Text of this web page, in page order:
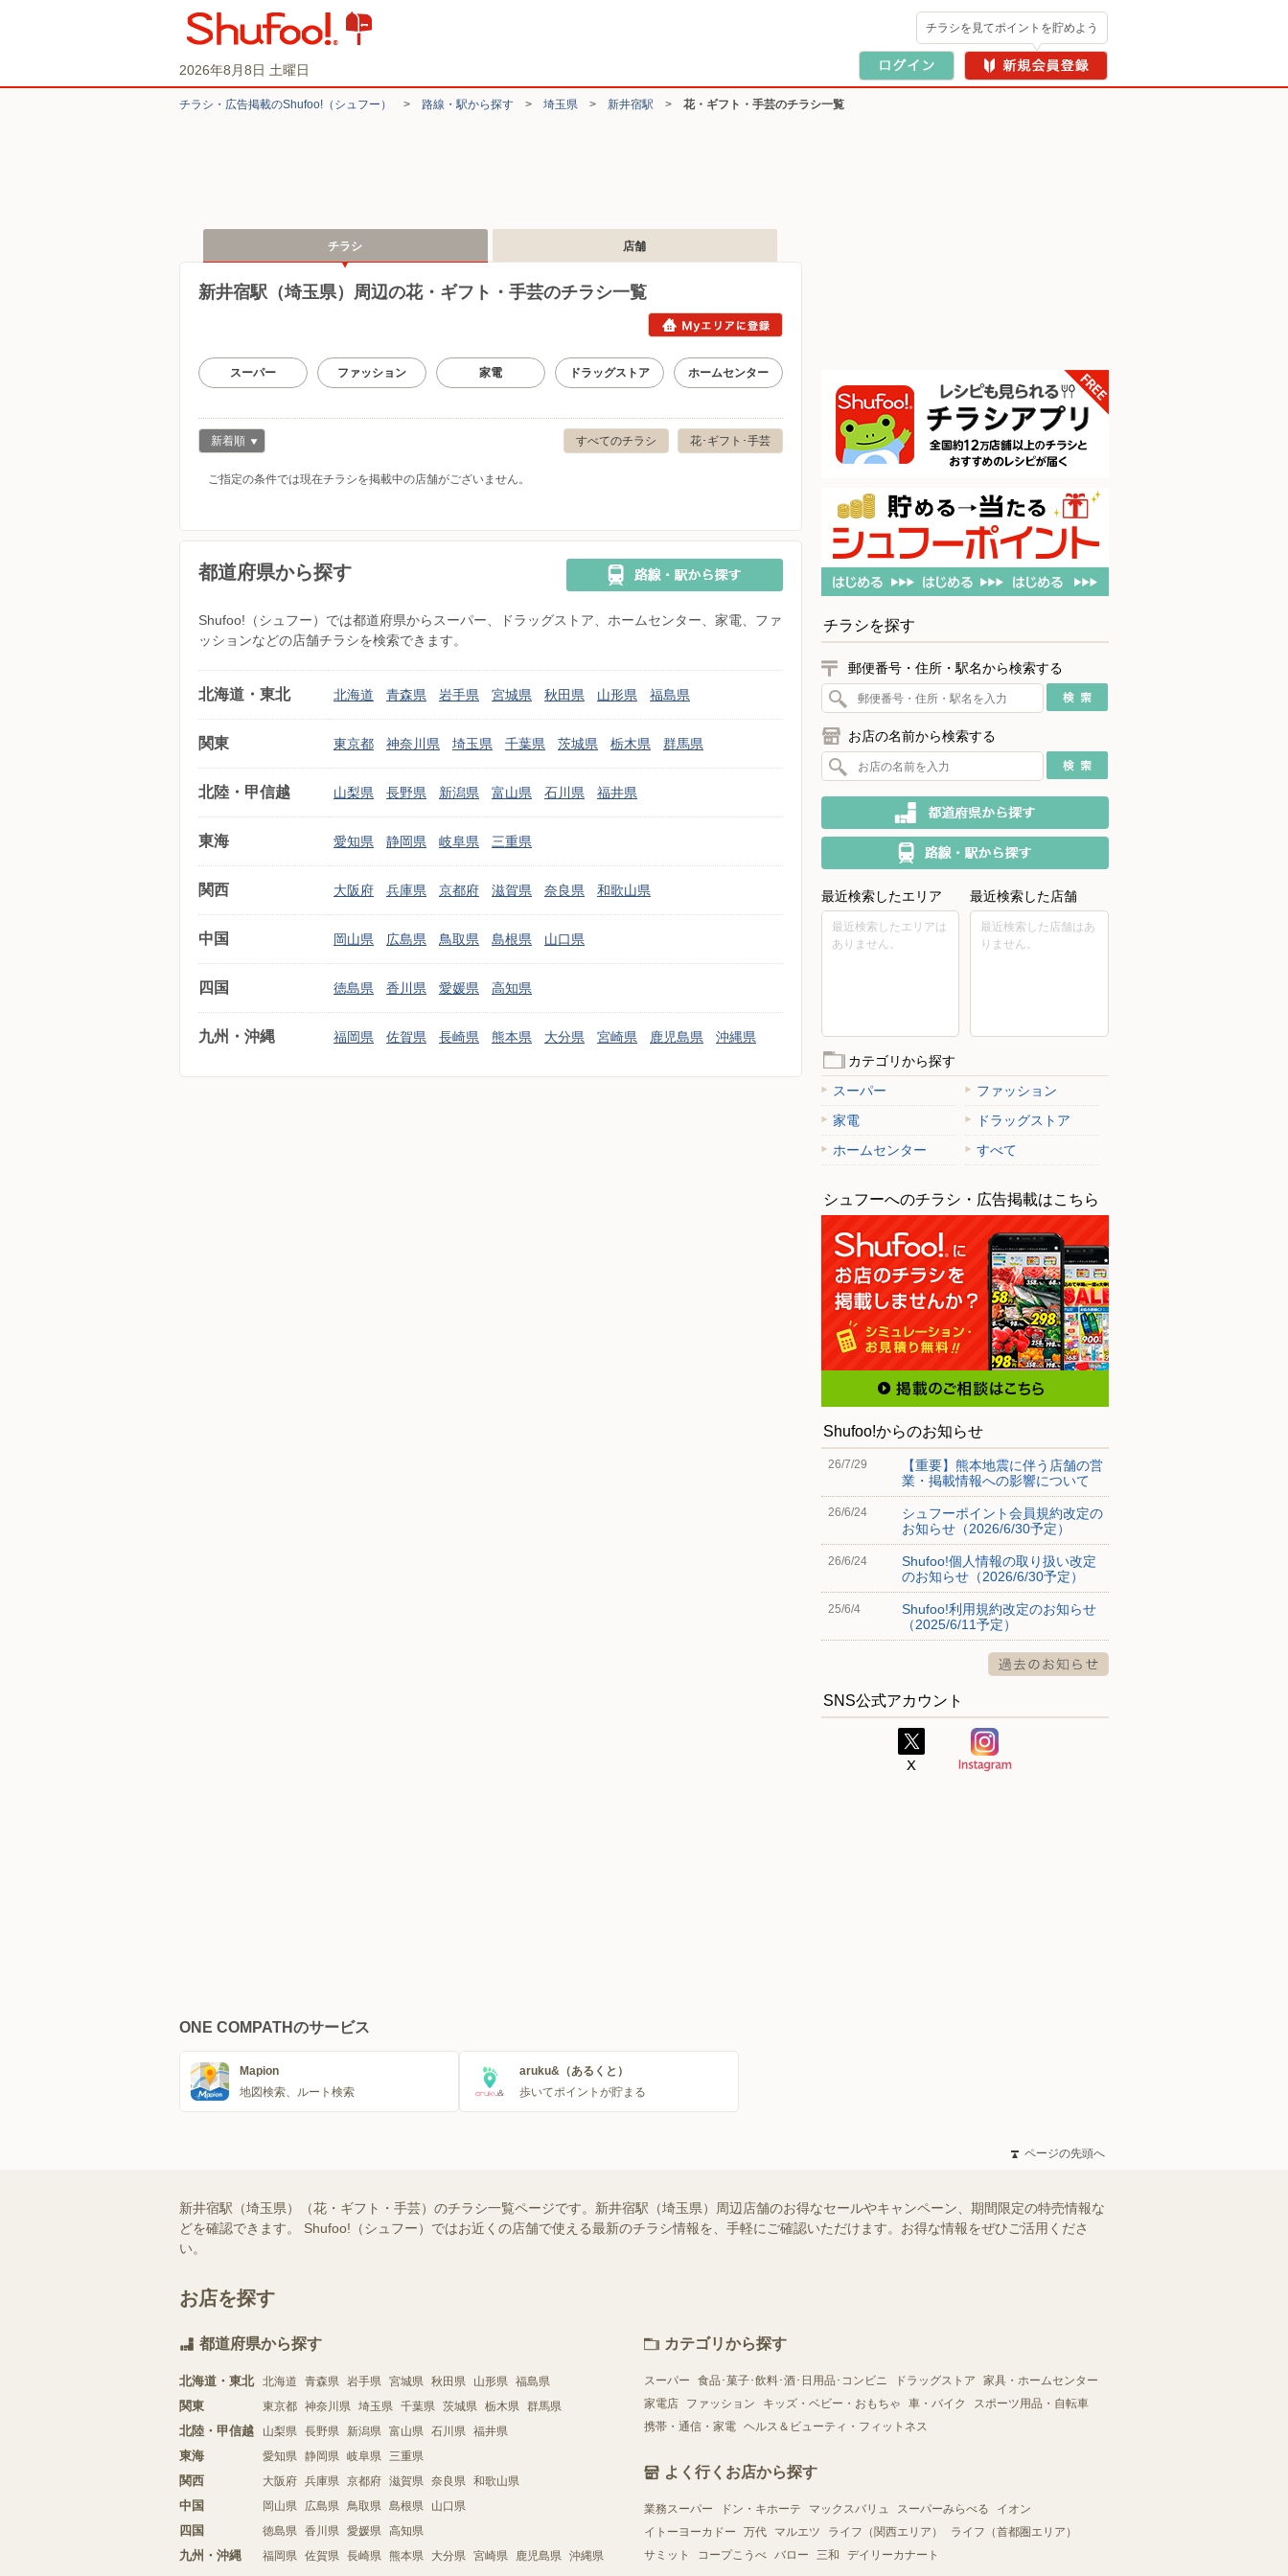
2026年8月8日 土曜日
チラシを見てポイントを貯めよう
チラシ・​広告掲載の​Shufoo!​（シュフー） > 路線・駅から探す > 埼玉県 > 新井宿駅 > 花・ギフト・手芸のチラシ一覧
チラシ 店舗
新井宿駅（埼玉県）周辺の花・ギフト・手芸のチラシ一覧
スーパー ファッション 家電 ドラッグストア ホームセンター
花･ギフト･手芸
すべてのチラシ
新着順
ご指定の条件では現在チラシを掲載中の店舗がございません。
都道府県から探す
Shufoo!（シュフー）では都道府県からスーパー、ドラッグストア、ホームセンター、家電、ファ
ッションなどの店舗チラシを検索できます。
北海道・東北 北海道 青森県 岩手県 宮城県 秋田県 山形県 福島県
関東 東京都 神奈川県 埼玉県 千葉県 茨城県 栃木県 群馬県
北陸・甲信越 山梨県 長野県 新潟県 富山県 石川県 福井県
東海 愛知県 静岡県 岐阜県 三重県
関西 大阪府 兵庫県 京都府 滋賀県 奈良県 和歌山県
中国 岡山県 広島県 鳥取県 島根県 山口県
四国 徳島県 香川県 愛媛県 高知県
九州・沖縄 福岡県 佐賀県 長崎県 熊本県 大分県 宮崎県 鹿児島県 沖縄県
チラシを探す
郵便番号・住所・駅名から検索する
お店の名前から検索する
最近検索したエリア
最近検索したエリアは
ありません。
最近検索した店舗
最近検索した店舗はあ
りません。
カテゴリから探す
スーパー
ファッション
家電
ドラッグストア
ホームセンター
すべて
シュフーへのチラシ・広告掲載はこちら
Shufoo!からのお知らせ
26/7/29
【重要】熊本地震に伴う店舗の営
業・掲載情報への影響について
26/6/24
シュフーポイント会員規約改定の
お知らせ（2026/6/30予定）
26/6/24
Shufoo!個人情報の取り扱い改定
のお知らせ（2026/6/30予定）
25/6/4
Shufoo!利用規約改定のお知らせ
（2025/6/11予定）
SNS公式アカウント
ONE COMPATHのサービス
Mapion
地図検索、ルート検索
aruku&（あるくと）
歩いてポイントが貯まる
ページの先頭へ
新井宿駅（埼玉県）（花・ギフト・手芸）のチラシ一覧ページです。新井宿駅（埼玉県）周辺店舗のお得なセールやキャンペーン、期間限定の特売情報な
どを確認できます。 Shufoo!（シュフー）ではお近くの店舗で使える最新のチラシ情報を、手軽にご確認いただけます。お得な情報をぜひご活用くださ
い。
お店を探す
都道府県から探す
北海道・東北 北海道 青森県 岩手県 宮城県 秋田県 山形県 福島県
関東 東京都 神奈川県 埼玉県 千葉県 茨城県 栃木県 群馬県
北陸・甲信越 山梨県 長野県 新潟県 富山県 石川県 福井県
東海 愛知県 静岡県 岐阜県 三重県
関西 大阪府 兵庫県 京都府 滋賀県 奈良県 和歌山県
中国 岡山県 広島県 鳥取県 島根県 山口県
四国 徳島県 香川県 愛媛県 高知県
九州・沖縄 福岡県 佐賀県 長崎県 熊本県 大分県 宮崎県 鹿児島県 沖縄県
カテゴリから探す
スーパー 食品･菓子･飲料･酒･日用品･コンビニ ドラッグストア
家具・ホームセンター
家電店
ファッション キッズ・ベビー・おもちゃ 車・バイク
スポーツ用品・自転車
携帯・通信・家電 ヘルス＆ビューティ・フィットネス
よく行くお店から探す
業務スーパー ドン・キホーテ マックスバリュ スーパーみらべる
イオン
イトーヨーカドー
万代 マルエツ ライフ（関西エリア）
ライフ（首都圏エリア）
サミット
コープこうべ バロー 三和 デイリーカナート